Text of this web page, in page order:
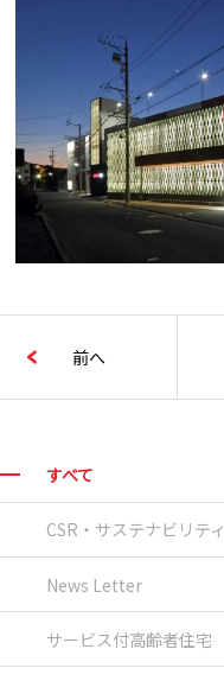
すべて
CSR・サステナビリティ
News Letter
サービス付高齢者住宅
前へ